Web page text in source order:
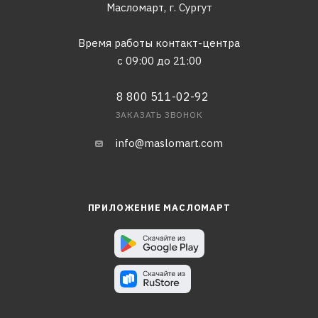
Масломарт, г. Сургут
Время работы контакт-центра
с 09:00 до 21:00
8 800 511-02-92
ЗАКАЗАТЬ ЗВОНОК
info@maslomart.com
ПРИЛОЖЕНИЕ МАСЛОМАРТ